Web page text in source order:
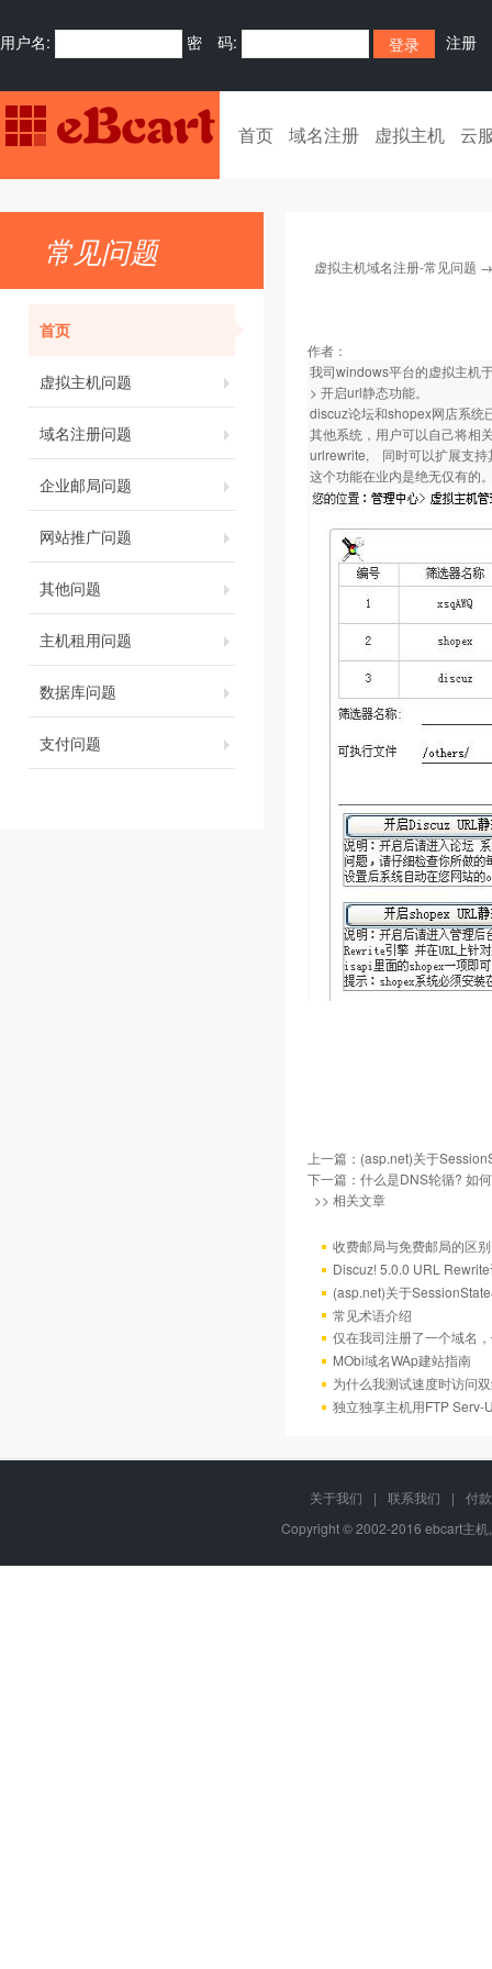
用户名: 密 码: 注册
首页 域名注册 虚拟主机 云
常见问题
首页
虚拟主机问题
域名注册问题
企业邮局问题
网站推广问题
其他问题
主机租用问题
数据库问题
支付问题
虚拟主机域名注册-常见问题
作者：
我司windows平台的虚拟主机
> 开启url静态功能。
discuz论坛和shopex网店系统
其他系统，用户可以自己将相
urlrewrite, 同时可以扩展支持
这个功能在业内是绝无仅有的
上一篇： (asp.net)关于
下一篇： 什么是DNS轮循? 如
>> 相关文章
收费邮局与免费邮局的区别
Discuz! 5.0.0 URL
(asp.net)关于
常见术语介绍
仅在我司注册了一个域名
MObi域名WAp建站指南
为什么我测试速度时访问
独立独享主机用FTP Serv-
关于我们 | 联系我们 |
付
Copyright © 2002-2016 ebcart主